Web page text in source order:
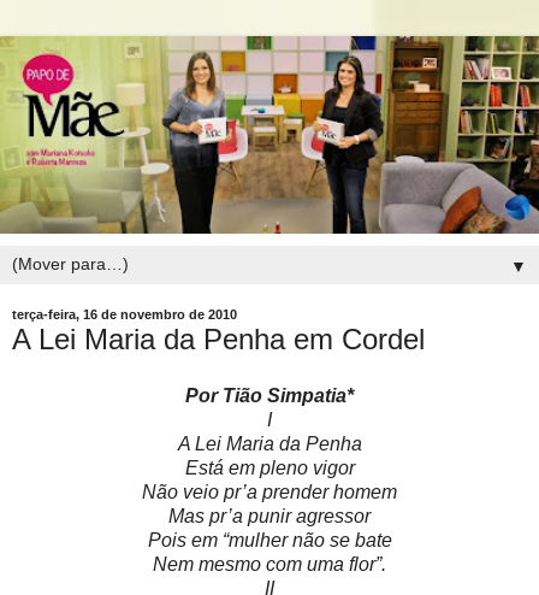
▼
terça-feira, 16 de novembro de 2010
A Lei Maria da Penha em Cordel
Por Tião Simpatia*
I
A Lei Maria da Penha
Está em pleno vigor
Não veio pr’a prender homem
Mas pr’a punir agressor
Pois em “mulher não se bate
Nem mesmo com uma flor”.
II